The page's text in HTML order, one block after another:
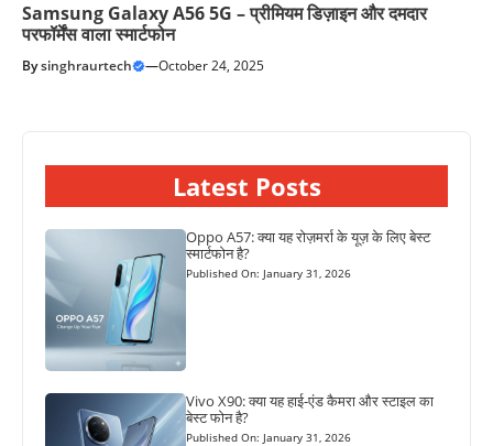
Samsung Galaxy A56 5G – प्रीमियम डिज़ाइन और दमदार
परफॉर्मेंस वाला स्मार्टफोन
Bysinghraurtech —October 24, 2025
Latest Posts
Oppo A57: क्या यह रोज़मर्रा के यूज़ के लिए बेस्ट
स्मार्टफोन है?
Published On: January 31, 2026
Vivo X90: क्या यह हाई-एंड कैमरा और स्टाइल का
बेस्ट फोन है?
Published On: January 31, 2026